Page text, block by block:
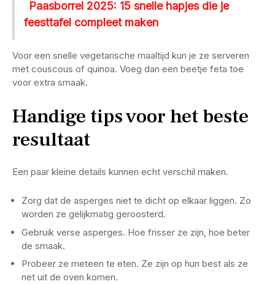
Paasborrel 2025: 15 snelle hapjes die je
feesttafel compleet maken
Voor een snelle vegetarische maaltijd kun je ze serveren
met couscous of quinoa. Voeg dan een beetje feta toe
voor extra smaak.
Handige tips voor het beste
resultaat
Een paar kleine details kunnen echt verschil maken.
Zorg dat de asperges niet te dicht op elkaar liggen. Zo
worden ze gelijkmatig geroosterd.
Gebruik verse asperges. Hoe frisser ze zijn, hoe beter
de smaak.
Probeer ze meteen te eten. Ze zijn op hun best als ze
net uit de oven komen.